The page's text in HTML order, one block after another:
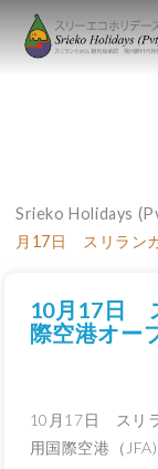
Srieko Holidays
月17日 スリラン
10月17日
際空港オー
10月17日 スリ
用国際空港（